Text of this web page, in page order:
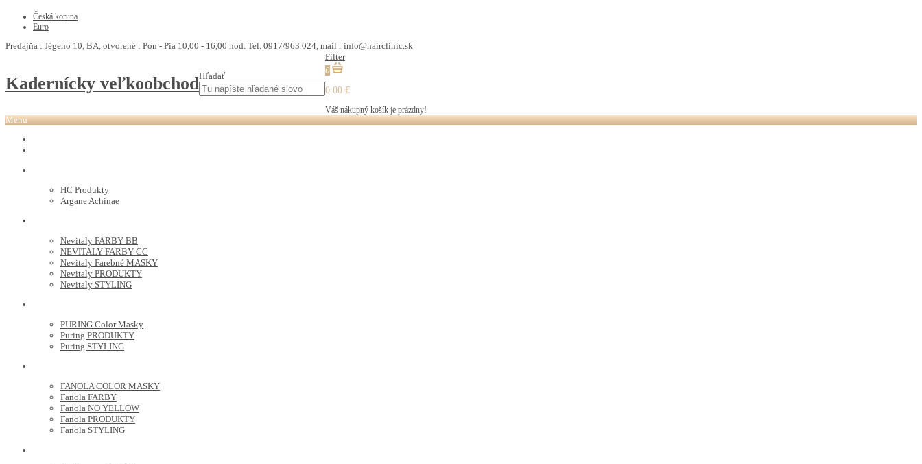
Česká koruna
Euro
Predajňa : Jégeho 10, BA, otvorené : Pon - Pia 10,00 - 16,00 hod. Tel. 0917/963 024, mail : info@hairclinic.sk
Kadernícky veľkoobchodHľadať
Filter
0
0.00 €
Váš nákupný košík je prázdny!
Menu
HC Produkty
Argane Achinae
Nevitaly FARBY BB
NEVITALY FARBY CC
Nevitaly Farebné MASKY
Nevitaly PRODUKTY
Nevitaly STYLING
PURING Color Masky
Puring PRODUKTY
Puring STYLING
FANOLA COLOR MASKY
Fanola FARBY
Fanola NO YELLOW
Fanola PRODUKTY
Fanola STYLING